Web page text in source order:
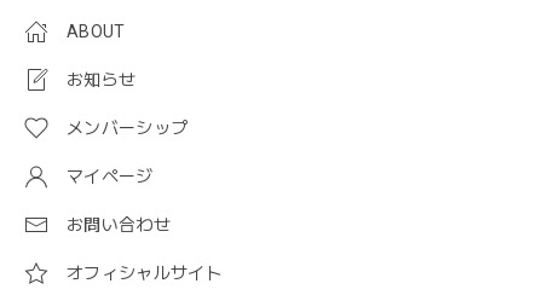
ABOUT
お知らせ
メンバーシップ
マイページ
お問い合わせ
オフィシャルサイト